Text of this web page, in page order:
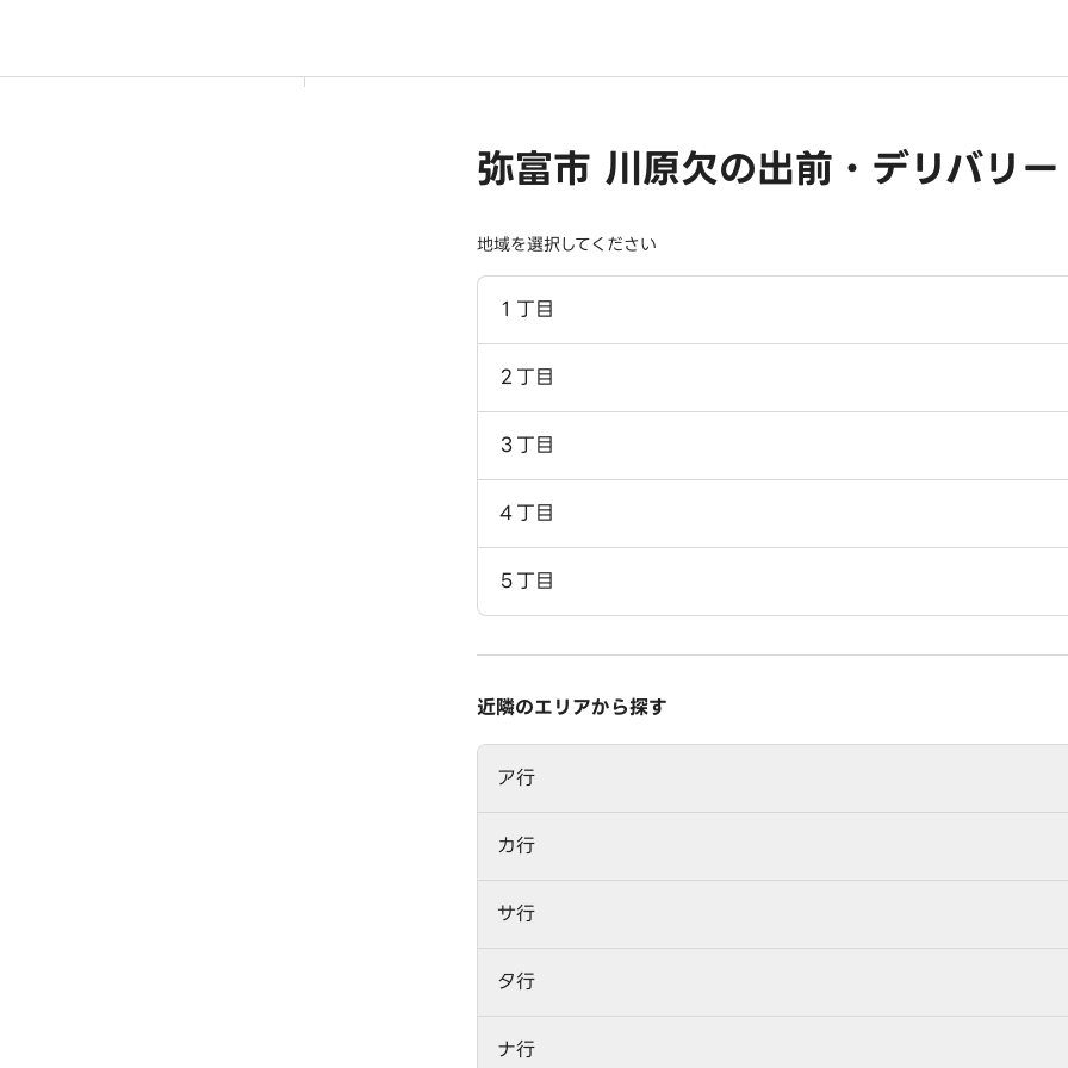
弥富市 川原欠の出前・デリバリ
地域を選択してください
１丁目
２丁目
３丁目
４丁目
５丁目
近隣のエリアから探す
ア行
カ行
サ行
タ行
ナ行